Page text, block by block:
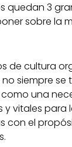
quedan 3
sobre la
de cultura
siempre se
una
y vitales para
con el